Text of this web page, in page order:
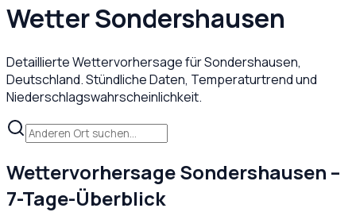
WetterSondershausen
Detaillierte Wettervorhersage fürSondershausen,
Deutschland. Stündliche Daten, Temperaturtrend und
Niederschlagswahrscheinlichkeit.
WettervorhersageSondershausen –
7-Tage-Überblick